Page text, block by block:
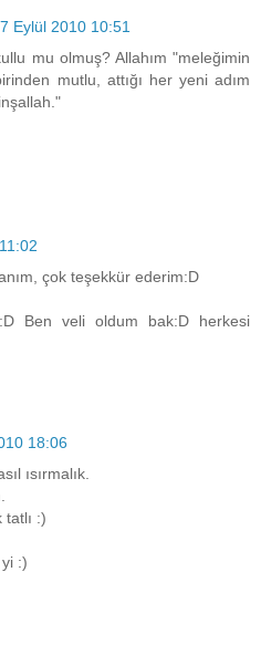
Eylül 2010 10:51
mu olmuş? Allahım "meleğimin
mutlu, attığı her yeni adım
çok teşekkür ederim:D
Ben veli oldum bak:D herkesi
18:06
ısırmalık.
tatlı :)
:)